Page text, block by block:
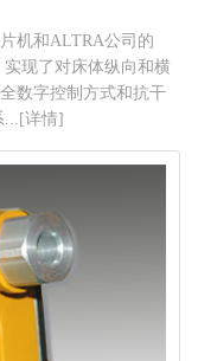
机和ALTRA公司的
实现了对床体纵向和横
数字控制方式和抗干
...[详情]